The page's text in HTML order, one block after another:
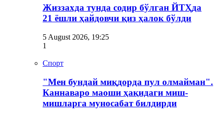
Жиззахда тунда содир бўлган ЙТҲда
21 ёшли ҳайдовчи қиз ҳалок бўлди
5 August 2026, 19:25
1
Спорт
"Мен бундай миқдорда пул олмайман".
Каннаваро маоши ҳақидаги миш-
мишларга муносабат билдирди